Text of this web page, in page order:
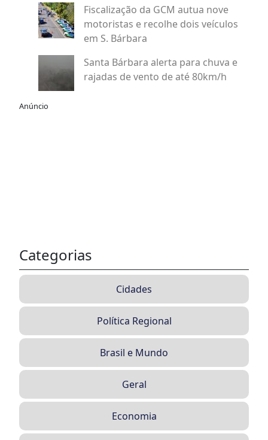
Fiscalização da GCM autua nove
motoristas e recolhe dois veículos
em S. Bárbara
Santa Bárbara alerta para chuva e
rajadas de vento de até 80km/h
Anúncio
Categorias
Cidades
Política Regional
Brasil e Mundo
Geral
Economia